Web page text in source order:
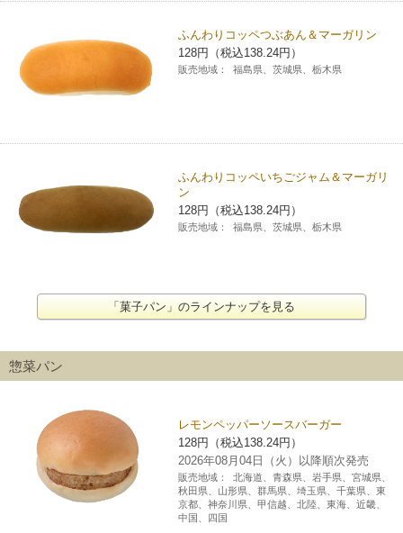
ふんわりコッペつぶあん＆マーガリン
128円（税込138.24円）
販売地域： 福島県、茨城県、栃木県
ふんわりコッペいちごジャム＆マーガリ
ン
128円（税込138.24円）
販売地域： 福島県、茨城県、栃木県
「菓子パン」のラインナップを見る
惣菜パン
レモンペッパーソースバーガー
128円（税込138.24円）
2026年08月04日（火）以降順次発売
販売地域：
北海道、青森県、岩手県、宮城県、
秋田県、山形県、群馬県、埼玉県、千葉県、東
京都、神奈川県、甲信越、北陸、東海、近畿、
中国、四国